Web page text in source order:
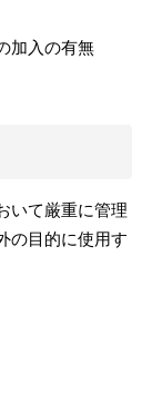
加入の有無
いて厳重に管理
の目的に使用す